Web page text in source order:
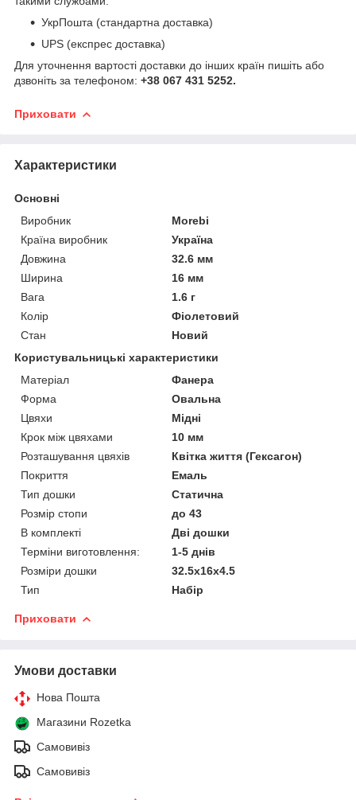
УкрПошта (стандартна доставка)
UPS (експрес доставка)
Для уточнення вартості доставки до інших країн пишіть або
дзвоніть за телефоном: +38 067 431 5252.
Приховати
Характеристики
Основні
Виробник
Morebi
Країна виробник
Україна
Довжина
32.6 мм
Ширина
16 мм
Вага
1.6 г
Колір
Фіолетовий
Стан
Новий
Користувальницькі характеристики
Матеріал
Фанера
Форма
Овальна
Цвяхи
Мідні
Крок між цвяхами
10 мм
Розташування цвяхів
Квітка життя (Гексагон)
Покриття
Емаль
Тип дошки
Статична
Розмір стопи
до 43
В комплекті
Дві дошки
Терміни виготовлення:
1-5 днів
Розміри дошки
32.5х16х4.5
Тип
Набір
Приховати
Умови доставки
Нова Пошта
Магазини Rozetka
Самовивіз
Самовивіз